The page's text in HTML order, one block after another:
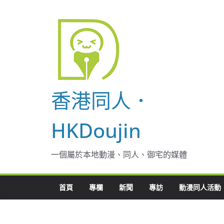
香港同人．
HKDoujin
一個屬於本地動漫、同人、御宅的媒體
首頁 專欄 新聞 專訪 動漫同人活動